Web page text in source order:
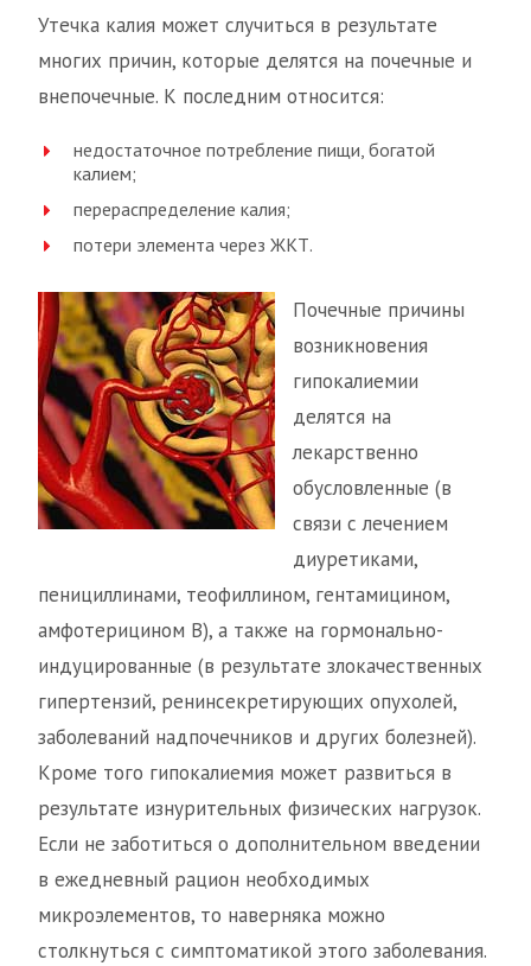
Утечка калия может случиться в результате
многих причин, которые делятся на почечные и
внепочечные. К последним относится:
недостаточное потребление пищи, богатой
калием;
перераспределение калия;
потери элемента через ЖКТ.
Почечные причины
возникновения
гипокалиемии
делятся на
лекарственно
обусловленные (в
связи с лечением
диуретиками,
пенициллинами, теофиллином, гентамицином,
амфотерицином В), а также на гормонально-
индуцированные (в результате злокачественных
гипертензий, ренинсекретирующих опухолей,
заболеваний надпочечников и других болезней).
Кроме того гипокалиемия может развиться в
результате изнурительных физических нагрузок.
Если не заботиться о дополнительном введении
в ежедневный рацион необходимых
микроэлементов, то наверняка можно
столкнуться с симптоматикой этого заболевания.